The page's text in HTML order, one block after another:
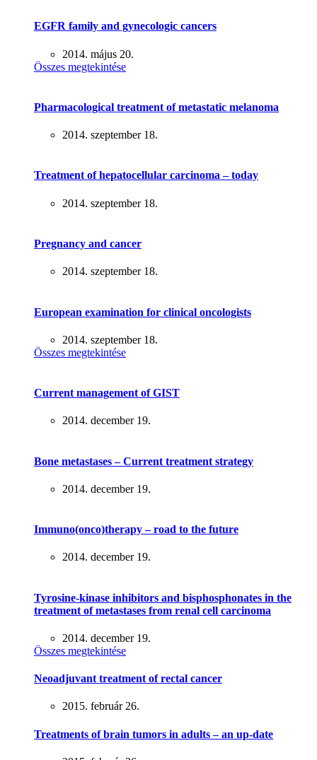
EGFR family and gynecologic cancers
2014. május 20.
Összes megtekintése
Pharmacological treatment of metastatic melanoma
2014. szeptember 18.
Treatment of hepatocellular carcinoma – today
2014. szeptember 18.
Pregnancy and cancer
2014. szeptember 18.
European examination for clinical oncologists
2014. szeptember 18.
Összes megtekintése
Current management of GIST
2014. december 19.
Bone metastases – Current treatment strategy
2014. december 19.
Immuno(onco)therapy – road to the future
2014. december 19.
Tyrosine-kinase inhibitors and bisphosphonates in the
treatment of metastases from renal cell carcinoma
2014. december 19.
Összes megtekintése
Neoadjuvant treatment of rectal cancer
2015. február 26.
Treatments of brain tumors in adults – an up-date